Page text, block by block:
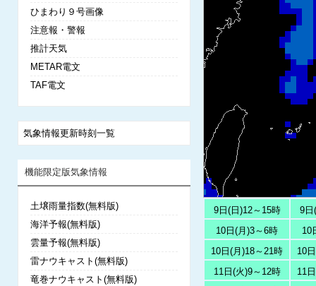
9日(日)12～15時
9日
10日(月)3～6時
10
10日(月)18～21時
10
11日(火)9～12時
11
ひまわり９号画像
注意報・警報
推計天気
METAR電文
TAF電文
気象情報更新時刻一覧
機能限定版気象情報
土壌雨量指数(無料版)
海洋予報(無料版)
雲量予報(無料版)
雷ナウキャスト(無料版)
竜巻ナウキャスト(無料版)